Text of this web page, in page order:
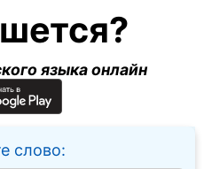
языка онлайн
слово: